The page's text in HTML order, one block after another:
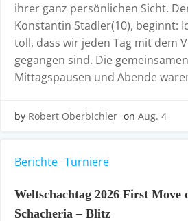
ihrer ganz persönlichen Sicht.
Konstantin Stadler(10), beginnt:
toll, dass wir jeden Tag mit dem
gegangen sind. Die
Mittagspausen und Abende
by Robert Oberbichler on Aug. 4
Berichte Turniere
Weltschachtag 2026 First Move
Schacheria – Blitz